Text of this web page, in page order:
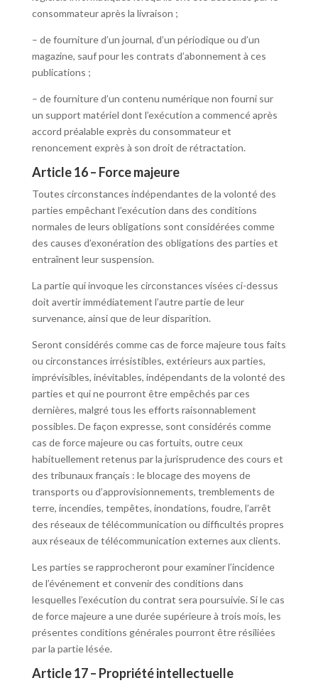
consommateur après la livraison ;
– de fourniture d’un journal, d’un périodique ou d’un
magazine, sauf pour les contrats d’abonnement à ces
publications ;
– de fourniture d’un contenu numérique non fourni sur
un support matériel dont l’exécution a commencé après
accord préalable exprès du consommateur et
renoncement exprès à son droit de rétractation.
Article 16 – Force majeure
Toutes circonstances indépendantes de la volonté des
parties empêchant l’exécution dans des conditions
normales de leurs obligations sont considérées comme
des causes d’exonération des obligations des parties et
entraînent leur suspension.
La partie qui invoque les circonstances visées ci-dessus
doit avertir immédiatement l’autre partie de leur
survenance, ainsi que de leur disparition.
Seront considérés comme cas de force majeure tous faits
ou circonstances irrésistibles, extérieurs aux parties,
imprévisibles, inévitables, indépendants de la volonté des
parties et qui ne pourront être empêchés par ces
dernières, malgré tous les efforts raisonnablement
possibles. De façon expresse, sont considérés comme
cas de force majeure ou cas fortuits, outre ceux
habituellement retenus par la jurisprudence des cours et
des tribunaux français : le blocage des moyens de
transports ou d’approvisionnements, tremblements de
terre, incendies, tempêtes, inondations, foudre, l’arrêt
des réseaux de télécommunication ou difficultés propres
aux réseaux de télécommunication externes aux clients.
Les parties se rapprocheront pour examiner l’incidence
de l’événement et convenir des conditions dans
lesquelles l’exécution du contrat sera poursuivie. Si le cas
de force majeure a une durée supérieure à trois mois, les
présentes conditions générales pourront être résiliées
par la partie lésée.
Article 17 – Propriété intellectuelle